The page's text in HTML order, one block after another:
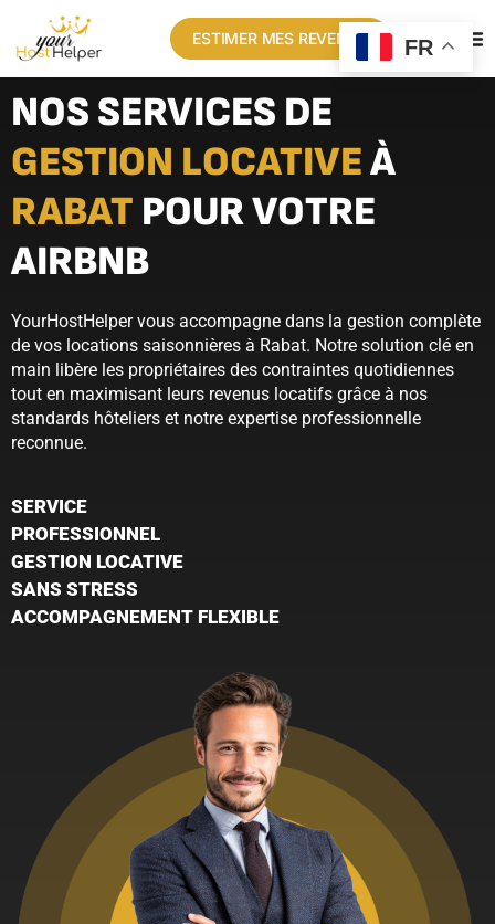
ESTIMER MES REVENUS
NOS SERVICES DE
GESTION LOCATIVEÀ
RABAT POUR VOTRE
AIRBNB
YourHostHelper vous accompagne dans la gestion complète
de vos locations saisonnières à Rabat. Notre solution clé en
main libère les propriétaires des contraintes quotidiennes
tout en maximisant leurs revenus locatifs grâce à nos
standards hôteliers et notre expertise professionnelle
reconnue.
SERVICE
PROFESSIONNEL
GESTION LOCATIVE
SANS STRESS
ACCOMPAGNEMENT FLEXIBLE
FR